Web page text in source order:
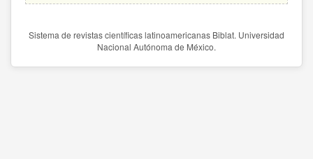
Sistema de revistas científicas latinoamericanas Biblat. Universidad
Nacional Autónoma de México.